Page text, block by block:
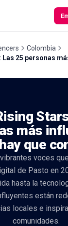
Colombia
Las 25 personas
más
que
voces
de Pasto en
hasta la
están
locales e
comunidades.